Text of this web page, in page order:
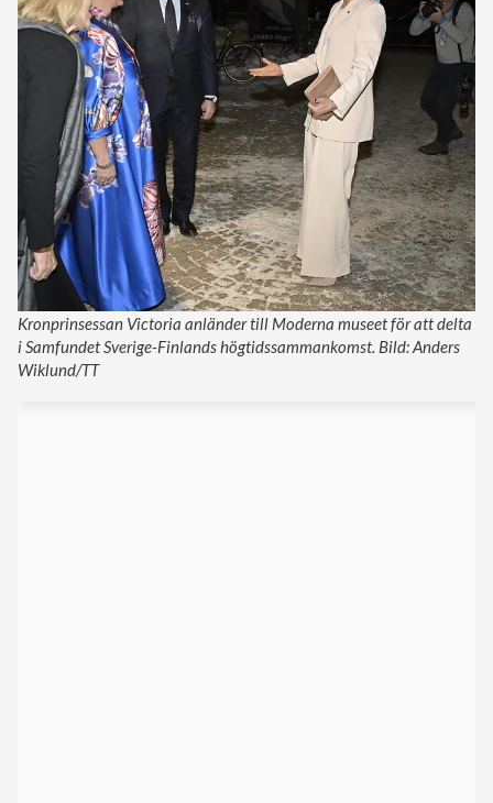
Kronprinsessan Victoria anländer till Moderna museet för att delta
i Samfundet Sverige-Finlands högtidssammankomst. Bild: Anders
Wiklund/TT